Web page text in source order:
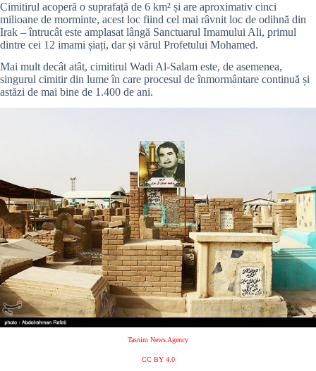
Cimitirul acoperă o suprafață de 6 km² și are aproximativ cinci
milioane de morminte, acest loc fiind cel mai râvnit loc de odihnă din
Irak – întrucât este amplasat lângă Sanctuarul Imamului Ali, primul
dintre cei 12 imami șiați, dar și vărul Profetului Mohamed.
Mai mult decât atât, cimitirul Wadi Al-Salam este, de asemenea,
singurul cimitir din lume în care procesul de înmormântare continuă și
astăzi de mai bine de 1.400 de ani.
Tasnim News Agency
CC BY 4.0